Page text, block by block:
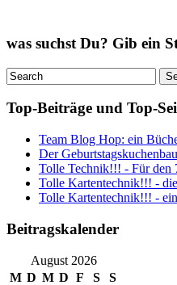
was suchst Du? Gib ein
Top-Beiträge und Top-
Team Blog Hop: ein
Der
Tolle Technik!!! - Für den
Tolle Kartentechnik!!! -
Tolle Kartentechnik!!! -
Beitragskalender
August 2026
M D M D F S
S